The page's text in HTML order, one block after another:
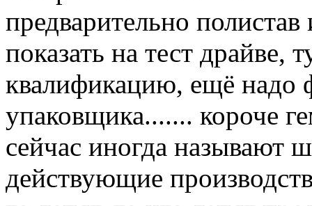
предварительно
показать на тест драйве,
квалификацию, ещё надо
упаковщика....... короче
сейчас иногда называют
действующие